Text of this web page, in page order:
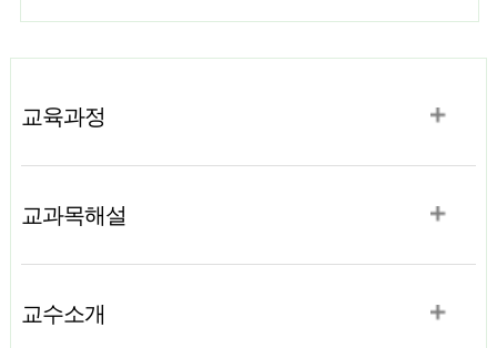
과 문제해결 능력 그리고 임상과 연계된 첨단화된 물리치료 신기
2023.10.30 ~ 2023.10.31 / 18:30 ~ 24:00★ 장소: 남부대학교
당신을 위해 핫팩 구비 완료★ 이벤트 2 ★?물리치료학과 학생 2
교육과정
교과목해설
교수소개